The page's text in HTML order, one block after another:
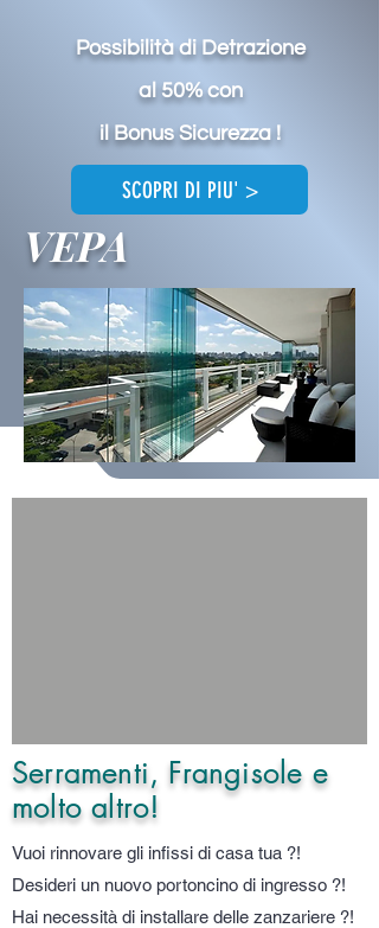
Possibilità di Detrazione
al 50% con
il Bonus Sicurezza !
SCOPRI DI PIU' >
VEPA
Serramenti, Frangisole e
molto altro!
Vuoi rinnovare gli infissi di casa tua ?!
Desideri un nuovo portoncino di ingresso ?!
Hai necessità di installare delle zanzariere ?!